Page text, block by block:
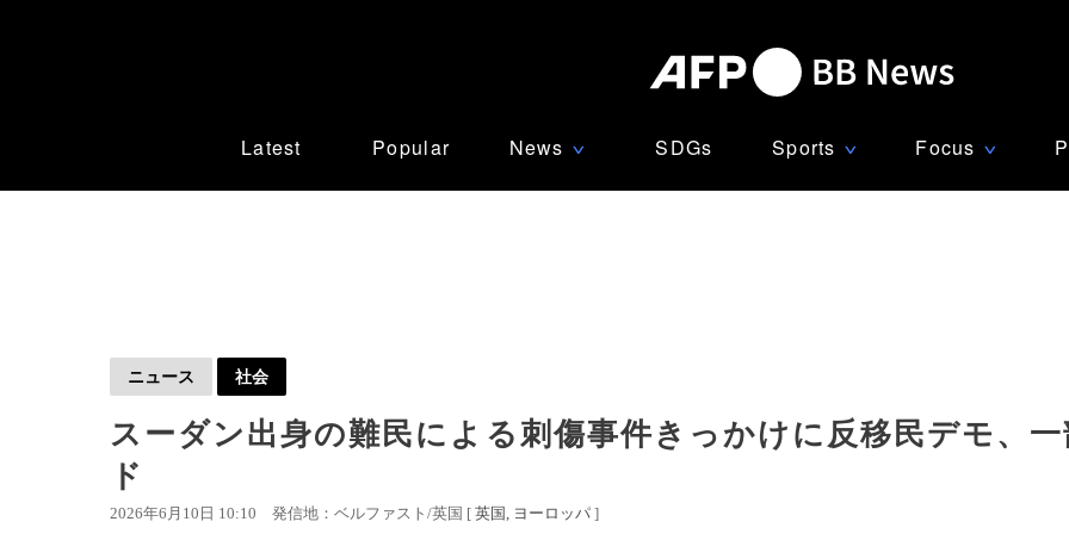
Latest Popular News ∨ SDGs Sports ∨ Focus ∨
ニュース 社会
スーダン出身の難民による刺傷事件きっかけに反移民デモ、
ド
2026年6月10日 10:10 発信地：ベルファスト/英国 [ 英国 ヨーロッパ ]